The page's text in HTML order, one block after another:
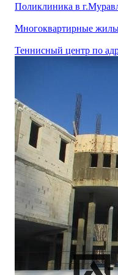
Поликлиника в
Многоквартирные
Теннисный центр по